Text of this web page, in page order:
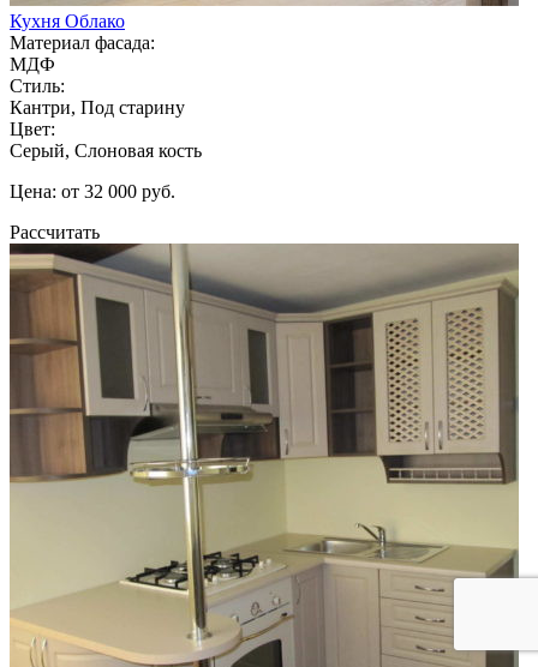
Кухня Облако
Материал фасада:
МДФ
Стиль:
Кантри, Под старину
Цвет:
Серый, Слоновая кость
Цена: от 32 000 руб.
Рассчитать